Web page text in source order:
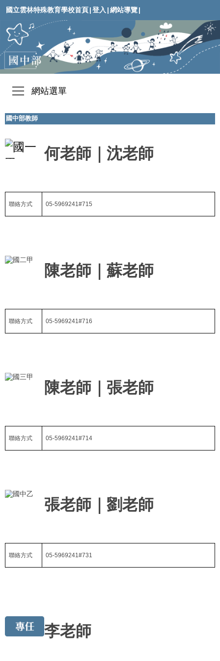
國立雲林特殊教育學校首頁|登入 |網站導覽|
網站選單
國中部教師
何老師｜沈老師
聯絡方式 05-5969241#715
陳老師｜蘇老師
聯絡方式 05-5969241#716
陳老師｜張老師
聯絡方式 05-5969241#714
張老師｜劉老師
聯絡方式 05-5969241#731
李老師